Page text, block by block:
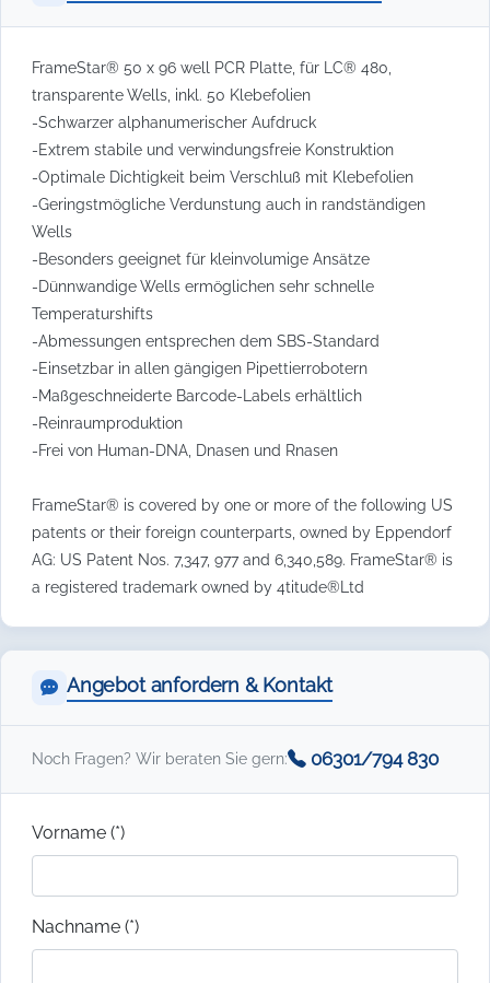
FrameStar® 50 x 96 well PCR Platte, für LC® 480,
transparente Wells, inkl. 50 Klebefolien
-Schwarzer alphanumerischer Aufdruck
-Extrem stabile und verwindungsfreie Konstruktion
-Optimale Dichtigkeit beim Verschluß mit Klebefolien
-Geringstmögliche Verdunstung auch in randständigen
Wells
-Besonders geeignet für kleinvolumige Ansätze
-Dünnwandige Wells ermöglichen sehr schnelle
Temperaturshifts
-Abmessungen entsprechen dem SBS-Standard
-Einsetzbar in allen gängigen Pipettierrobotern
-Maßgeschneiderte Barcode-Labels erhältlich
-Reinraumproduktion
-Frei von Human-DNA, Dnasen und Rnasen
FrameStar® is covered by one or more of the following US
patents or their foreign counterparts, owned by Eppendorf
AG: US Patent Nos. 7,347, 977 and 6,340,589. FrameStar® is
a registered trademark owned by 4titude®Ltd
Angebot anfordern & Kontakt
Noch Fragen? Wir beraten Sie gern: 06301/794 830
Vorname (*)
Nachname (*)